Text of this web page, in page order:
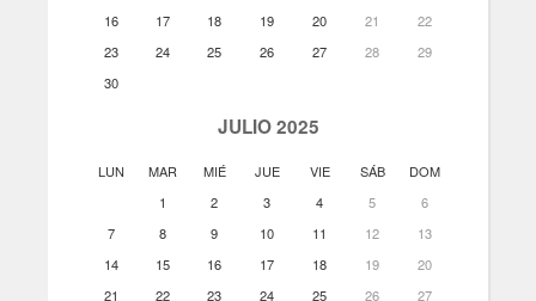
16
17 18 19 20 21
22
23
24 25 26 27 28
29
30
JULIO 2025
LUN MAR MIÉ JUE VIE SÁB
DOM
1
2 3 4 5
6
7
8 9 10 11 12
13
14
15 16 17 18 19
20
21
22 23 24 25 26
27